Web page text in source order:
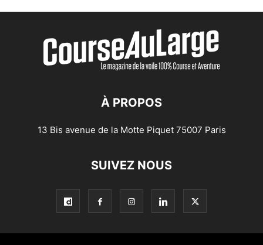
À PROPOS
13 Bis avenue de la Motte Piquet 75007 Paris
SUIVEZ NOUS